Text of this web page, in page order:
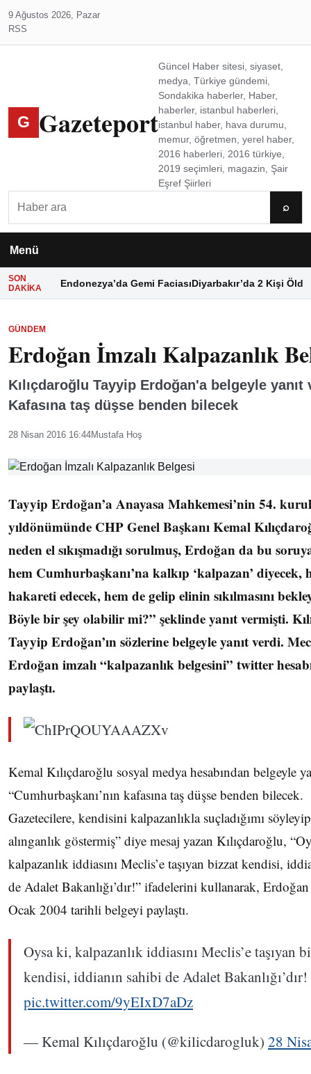
9 Ağustos 2026, Pazar
RSS
G Gazeteport
Güncel Haber sitesi, siyaset,
medya, Türkiye gündemi,
Sondakika haberler, Haber,
haberler, istanbul haberleri,
istanbul haber, hava durumu,
memur, öğretmen, yerel haber,
2016 haberleri, 2016 türkiye,
2019 seçimleri, magazin, Şair
Eşref Şiirleri
⌕
Menü
SON
DAKIKA
Endonezya’da Gemi FaciasıDiyarbakır’da 2 Kişi Öldü
GÜNDEM
Erdoğan İmzalı Kalpazanlık
Kılıçdaroğlu Tayyip Erdoğan'a belgeyle yanıt
Kafasına taş düşse benden bilecek
28 Nisan 2016 16:44Mustafa Hoş
Tayyip Erdoğan’a Anayasa Mahkemesi’nin 54.
yıldönümünde CHP Genel Başkanı Kemal
neden el sıkışmadığı sorulmuş, Erdoğan da bu
hem Cumhurbaşkanı’na kalkıp ‘kalpazan’ diyecek,
hakareti edecek, hem de gelip elinin sıkılmasını
Böyle bir şey olabilir mi?” şeklinde yanıt vermişti.
Tayyip Erdoğan’ın sözlerine belgeyle yanıt verdi.
Erdoğan imzalı “kalpazanlık belgesini” twitter
paylaştı.
Kemal Kılıçdaroğlu sosyal medya hesabından belgeyle
“Cumhurbaşkanı’nın kafasına taş düşse benden bilecek.
Gazetecilere, kendisini kalpazanlıkla suçladığımı
alınganlık göstermiş” diye mesaj yazan Kılıçdaroğlu,
kalpazanlık iddiasını Meclis’e taşıyan bizzat kendisi,
de Adalet Bakanlığı’dır!” ifadelerini kullanarak,
Ocak 2004 tarihli belgeyi paylaştı.
Oysa ki, kalpazanlık iddiasını Meclis’e taşıyan
kendisi, iddianın sahibi de Adalet Bakanlığı’dır!
pic.twitter.com/9yEIxD7aDz
— Kemal Kılıçdaroğlu (@kilicdarogluk) 28